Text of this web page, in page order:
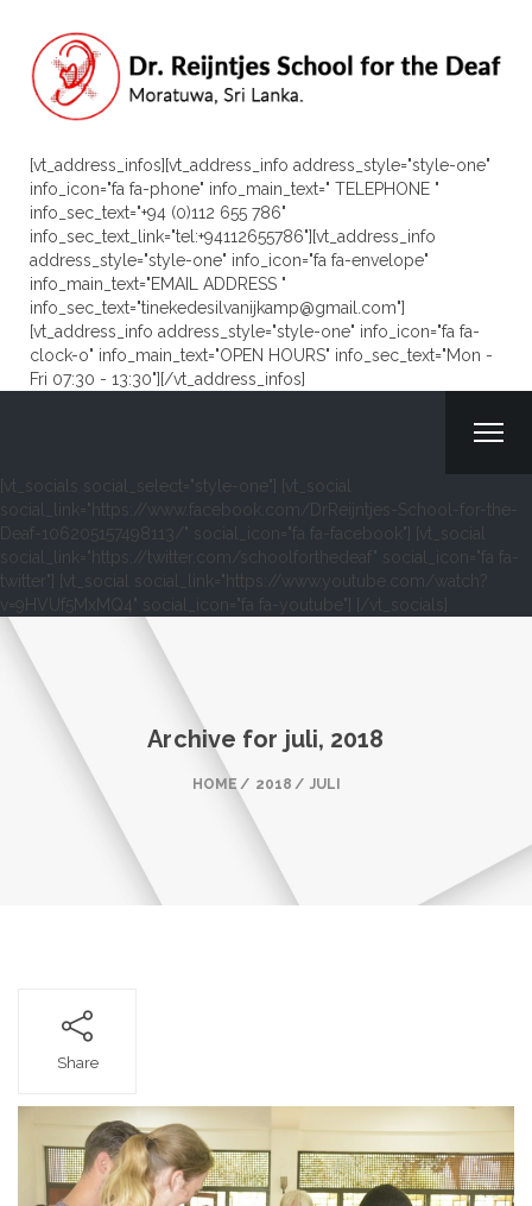
[vt_address_infos][vt_address_info address_style="style-one"
info_icon="fa fa-phone" info_main_text=" TELEPHONE "
info_sec_text="+94 (0)112 655 786"
info_sec_text_link="tel:+94112655786"][vt_address_info
address_style="style-one" info_icon="fa fa-envelope"
info_main_text="EMAIL ADDRESS "
info_sec_text="tinekedesilvanijkamp@gmail.com"]
[vt_address_info address_style="style-one" info_icon="fa fa-
clock-o" info_main_text="OPEN HOURS" info_sec_text="Mon -
Fri 07:30 - 13:30"][/vt_address_infos]
[vt_socials social_select="style-one"] [vt_social
social_link="https://www.facebook.com/DrReijntjes-School-for-the-
Deaf-106205157498113/" social_icon="fa fa-facebook"] [vt_social
social_link="https://twitter.com/schoolforthedeaf" social_icon="fa fa-
twitter"] [vt_social social_link="https://www.youtube.com/watch?
v=9HVUf5MxMQ4" social_icon="fa fa-youtube"] [/vt_socials]
Archive for juli, 2018
HOME 2018 JULI
Share